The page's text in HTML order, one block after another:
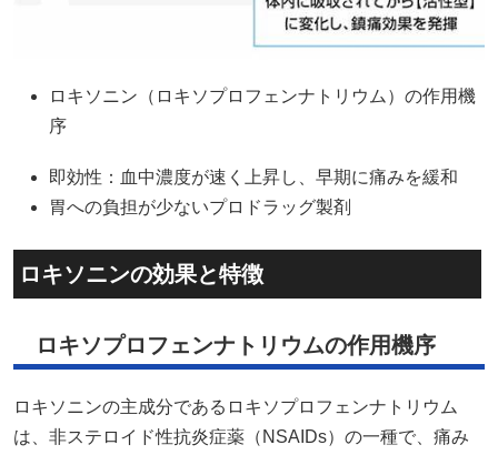
ロキソニン（ロキソプロフェンナトリウム）の作用機
序
即効性：血中濃度が速く上昇し、早期に痛みを緩和
胃への負担が少ないプロドラッグ製剤
ロキソニンの効果と特徴
ロキソプロフェンナトリウムの作用機序
ロキソニンの主成分であるロキソプロフェンナトリウム
は、非ステロイド性抗炎症薬（NSAIDs）の一種で、痛み